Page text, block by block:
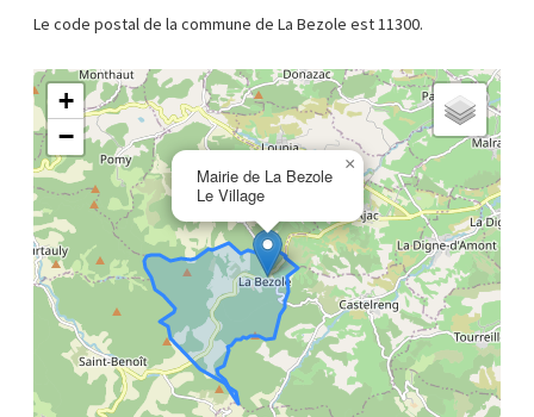
Le code postal de la commune de La Bezole est 11300.
Mairie de La Bezole
Le Village
×
+
−